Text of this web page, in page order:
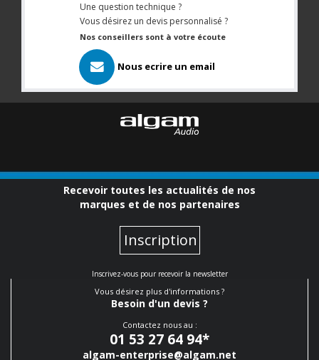
Une question technique ?
Vous désirez un devis personnalisé ?
Nos conseillers sont à votre écoute
Nous ecrire un email
Recevoir toutes les actualités de nos
marques et de nos partenaires
Inscription
Inscrivez-vous pour recevoir la newsletter
Vous désirez plus d'informations ?
Besoin d'un devis ?
Contactez nous au :
01 53 27 64 94*
algam-enterprise@algam.net